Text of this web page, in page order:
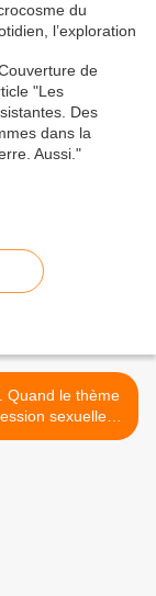
Quand le thème
sexuelle
géré à coups